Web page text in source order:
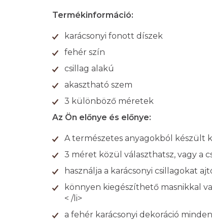
Termékinformáció:
karácsonyi fonott díszek
fehér szín
csillag alakú
akasztható szem
3 különböző méretek
Az Ön előnye és előnye:
A természetes anyagokból készült
3 méret közül választhatsz, vagy a
használja a karácsonyi csillagokat
könnyen kiegészíthető masnikkal
< /li>
a fehér karácsonyi dekoráció